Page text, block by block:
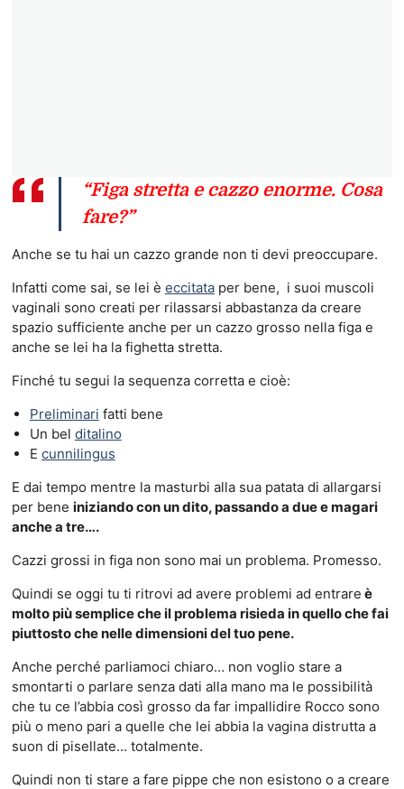
“Figa stretta e cazzo enorme. Cosa
fare?”
Anche se tu hai un cazzo grande non ti devi preoccupare.
Infatti come sai, se lei è eccitataper bene, i suoi muscoli
vaginali sono creati per rilassarsi abbastanza da creare
spazio sufficiente anche per un cazzo grosso nella figa e
anche se lei ha la fighetta stretta.
Finché tu segui la sequenza corretta e cioè:
Preliminari fatti bene
Un bel ditalino
E cunnilingus
E dai tempo mentre la masturbi alla sua patata di allargarsi
per bene iniziando con un dito, passando a due e magari
anche a tre….
Cazzi grossi in figa non sono mai un problema. Promesso.
Quindi se oggi tu ti ritrovi ad avere problemi ad entrare è
molto più semplice che il problema risieda in quello che fai
piuttosto che nelle dimensioni del tuo pene.
Anche perché parliamoci chiaro… non voglio stare a
smontarti o parlare senza dati alla mano ma le possibilità
che tu ce l’abbia così grosso da far impallidire Rocco sono
più o meno pari a quelle che lei abbia la vagina distrutta a
suon di pisellate… totalmente.
Quindi non ti stare a fare pippe che non esistono o a creare